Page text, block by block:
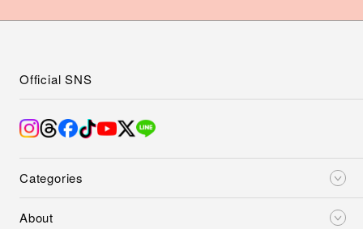
Categories
About
Official SNS